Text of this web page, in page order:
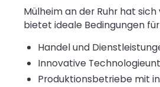
Mülheim an der Ruhr hat
bietet ideale Bedingungen
Handel und
Innovative
Produktionsbetriebe mit